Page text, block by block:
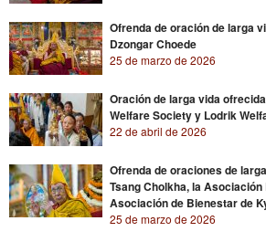
Ofrenda de oración de larga
Dzongar Choede
25 de marzo de 2026
Oración de larga vida
Welfare Society y Lodrik
22 de abril de 2026
Ofrenda de oraciones de
Tsang Cholkha, la
Asociación de Bienestar de
25 de marzo de 2026